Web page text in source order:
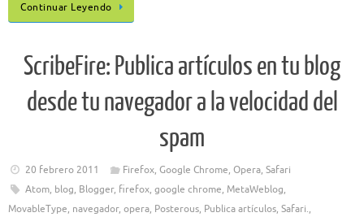
Continuar Leyendo
ScribeFire: Publica artículos en tu blog
desde tu navegador a la velocidad del
spam
20 febrero 2011 Firefox,Google Chrome,Opera,Safari
Atom, blog, Blogger, firefox, google chrome, MetaWeblog,
MovableType, navegador, opera, Posterous, Publica artículos, Safari.,